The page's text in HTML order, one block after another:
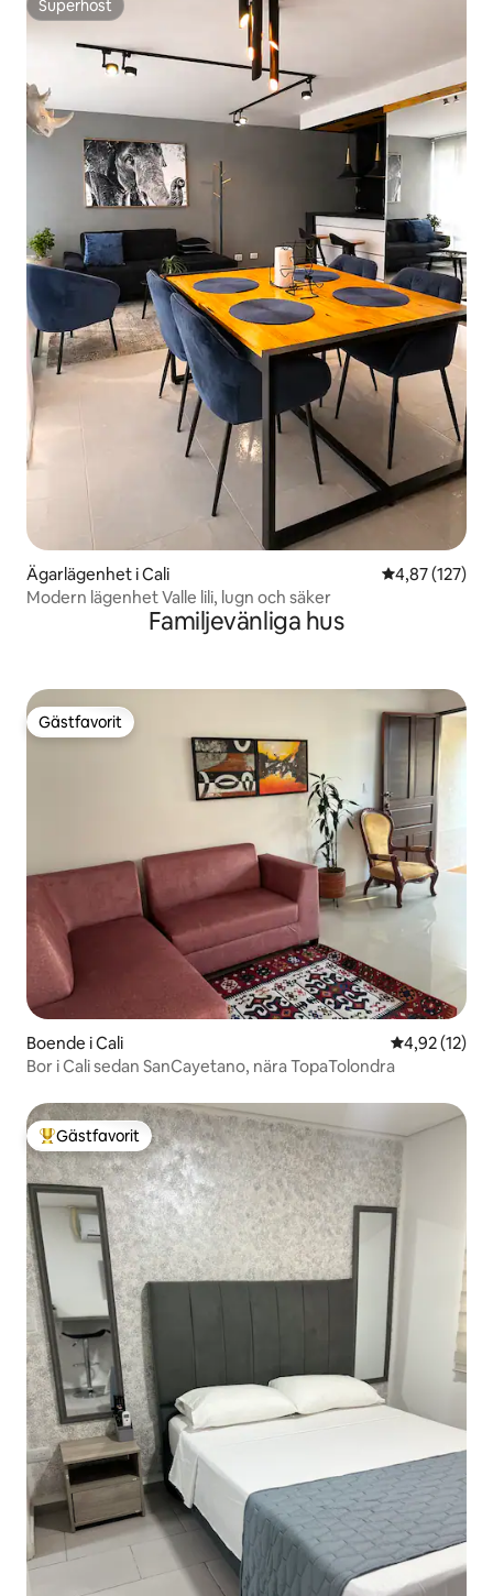
Superhost
Superhost
Ägarlägenhet i Cali 4,87 av 5 i
4,87 (127)
Modern lägenhet Valle lili, lugn och säker
Familjevänliga hus
Gästfavorit
Gästfavorit
Boende i Cali 4,92 av 5 i
4,92 (12)
Bor i Cali sedan SanCayetano, nära TopaTolondra
Populär gästfavorit
Gästfavorit